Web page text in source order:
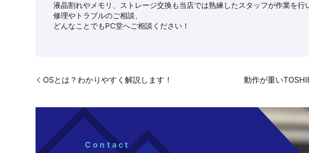
液晶割れやメモリ、ストレージ交換も当店では熟練したスタッフが作業を行
修理やトラブルのご相談、
どんなことでもPC堂へご相談ください！
OSとは？わかりやすく解説します！ 動作が重い
Contact